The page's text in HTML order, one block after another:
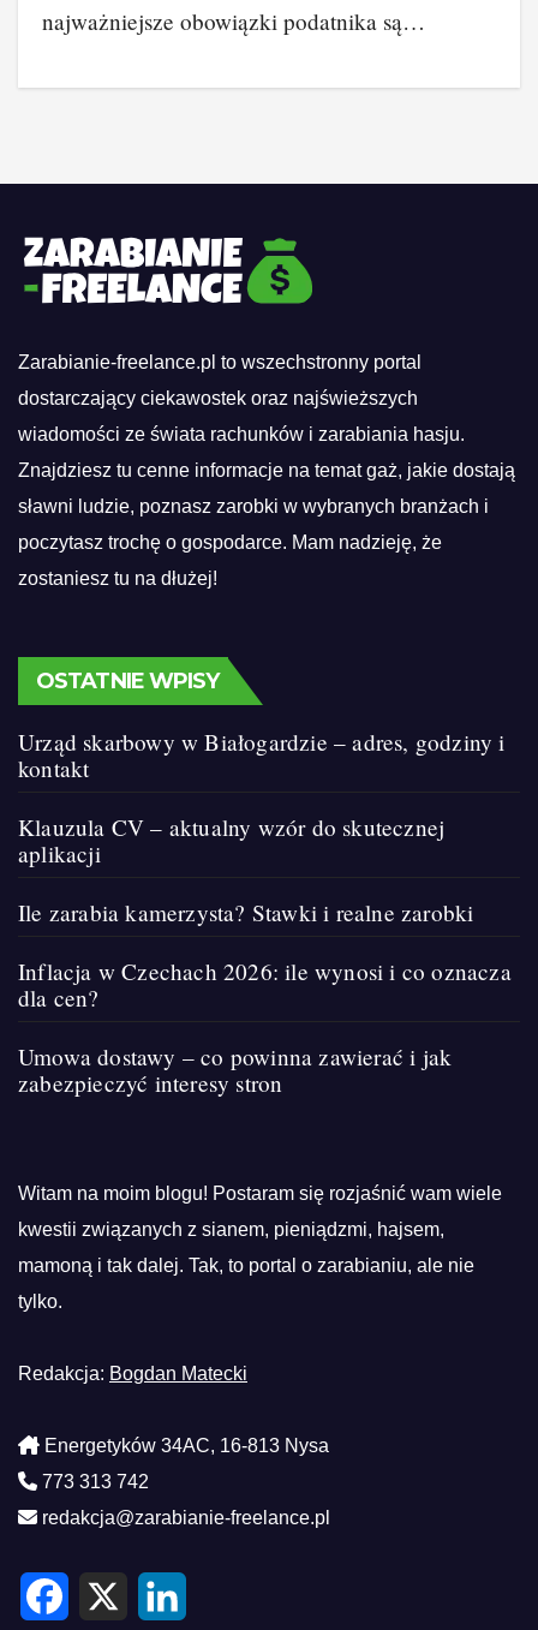
najważniejsze obowiązki podatnika są…
Zarabianie-freelance.pl to wszechstronny portal
dostarczający ciekawostek oraz najświeższych
wiadomości ze świata rachunków i zarabiania hasju.
Znajdziesz tu cenne informacje na temat gaż, jakie dostają
sławni ludzie, poznasz zarobki w wybranych branżach i
poczytasz trochę o gospodarce. Mam nadzieję, że
zostaniesz tu na dłużej!
OSTATNIE WPISY
Urząd skarbowy w Białogardzie – adres, godziny i
kontakt
Klauzula CV – aktualny wzór do skutecznej
aplikacji
Ile zarabia kamerzysta? Stawki i realne zarobki
Inflacja w Czechach 2026: ile wynosi i co oznacza
dla cen?
Umowa dostawy – co powinna zawierać i jak
zabezpieczyć interesy stron
Witam na moim blogu! Postaram się rozjaśnić wam wiele
kwestii związanych z sianem, pieniądzmi, hajsem,
mamoną i tak dalej. Tak, to portal o zarabianiu, ale nie
tylko.
Redakcja: Bogdan Matecki
Energetyków 34AC, 16-813 Nysa
773 313 742
redakcja@zarabianie-freelance.pl
F
X